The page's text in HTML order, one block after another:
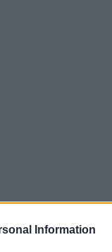
Information